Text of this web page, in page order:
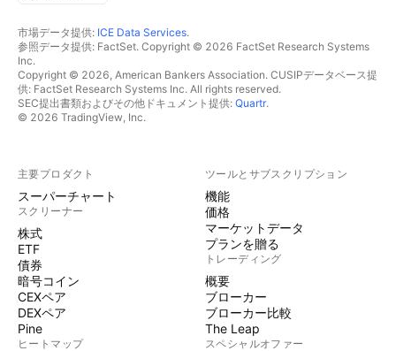
市場データ提供: ICE Data Services.
参照データ提供: FactSet. Copyright © 2026 FactSet Research Systems
Inc.
Copyright © 2026, American Bankers Association. CUSIPデータベース提
供: FactSet Research Systems Inc. All rights reserved.
SEC提出書類およびその他ドキュメント提供: Quartr.
© 2026 TradingView, Inc.
主要プロダクト
スーパーチャート
スクリーナー
株式
ETF
債券
暗号コイン
CEXペア
DEXペア
Pine
ヒートマップ
ツールとサブスクリプション
機能
価格
マーケットデータ
プランを贈る
トレーディング
概要
ブローカー
ブローカー比較
The Leap
スペシャルオファー